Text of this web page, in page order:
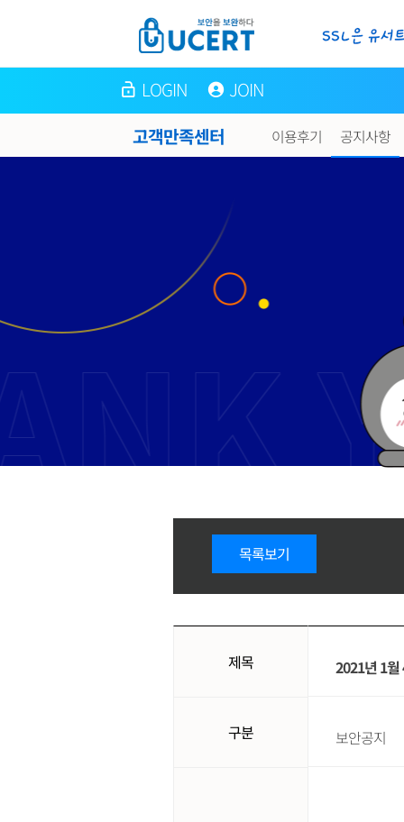
LOGIN
JOIN
고객만족센터
이용후기 공지사항
목록보기
제목 2021년 1월
구분 보안공지